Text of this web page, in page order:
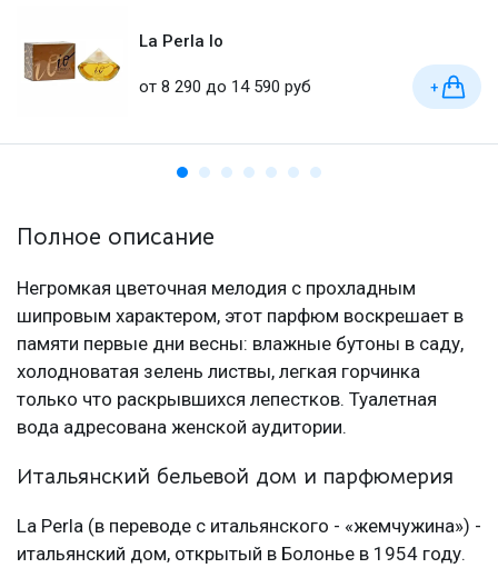
La Perla Io
от 8 290 до 14 590 руб +
Полное описание
Негромкая цветочная мелодия с прохладным
шипровым характером, этот парфюм воскрешает в
памяти первые дни весны: влажные бутоны в саду,
холодноватая зелень листвы, легкая горчинка
только что раскрывшихся лепестков. Туалетная
вода адресована женской аудитории.
Итальянский бельевой дом и парфюмерия
La Perla (в переводе с итальянского - «жемчужина») -
итальянский дом, открытый в Болонье в 1954 году.